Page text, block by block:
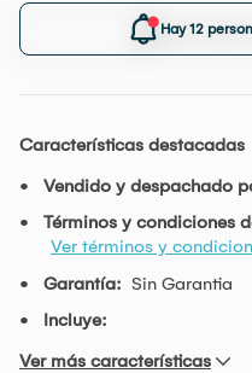
Hay 12
Características destacadas
Vendido y despachado
Términos y condiciones
Ver términos y
Garantía: Sin Garantia
Incluye:
Ver más características